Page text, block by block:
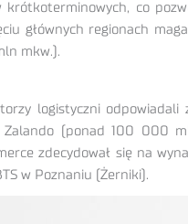
co
głównych regionach
mkw.).
logistyczni
(ponad 100 000
zdecydował się na
w Poznaniu (Żerniki).